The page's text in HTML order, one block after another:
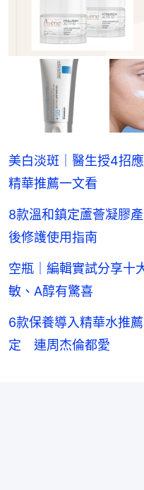
美白淡斑｜醫生授4招
精華推薦一文看
8款溫和鎮定蘆薈凝膠
後修護使用指南
空瓶｜編輯實試分享十
敏、A醇有驚喜
6款保養導入精華水推
定 連周杰倫都愛